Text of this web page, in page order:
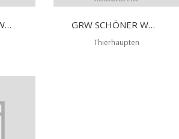
GRW SCHÖNER WOHNEN GMBH GRW SCHÖNER WOHNEN GMBH
Thierhaupten